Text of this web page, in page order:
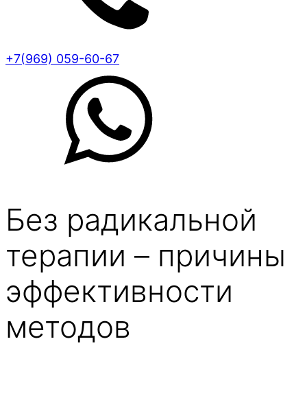
+7(969) 059-60-67
Без радикальной
терапии – причины
эффективности
методов